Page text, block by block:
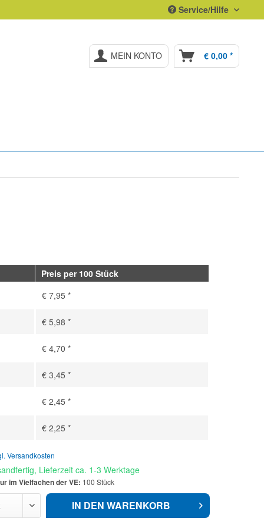
Service/Hilfe
MEIN KONTO € 0,00 *
Preis per 100 Stück
€ 7,95 *
€ 5,98 *
€ 4,70 *
€ 3,45 *
€ 2,45 *
€ 2,25 *
Versandkosten
Lieferzeit ca. 1-3 Werktage
im Vielfachen der VE: 100 Stück
IN DEN WARENKORB